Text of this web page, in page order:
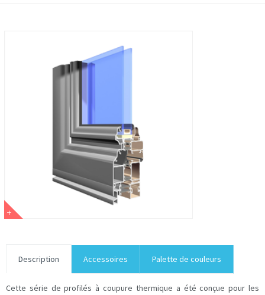
Description Accessoires Palette de couleurs
Cette série de profilés à coupure thermique a été conçue pour les